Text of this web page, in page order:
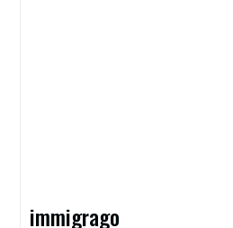
immigrago